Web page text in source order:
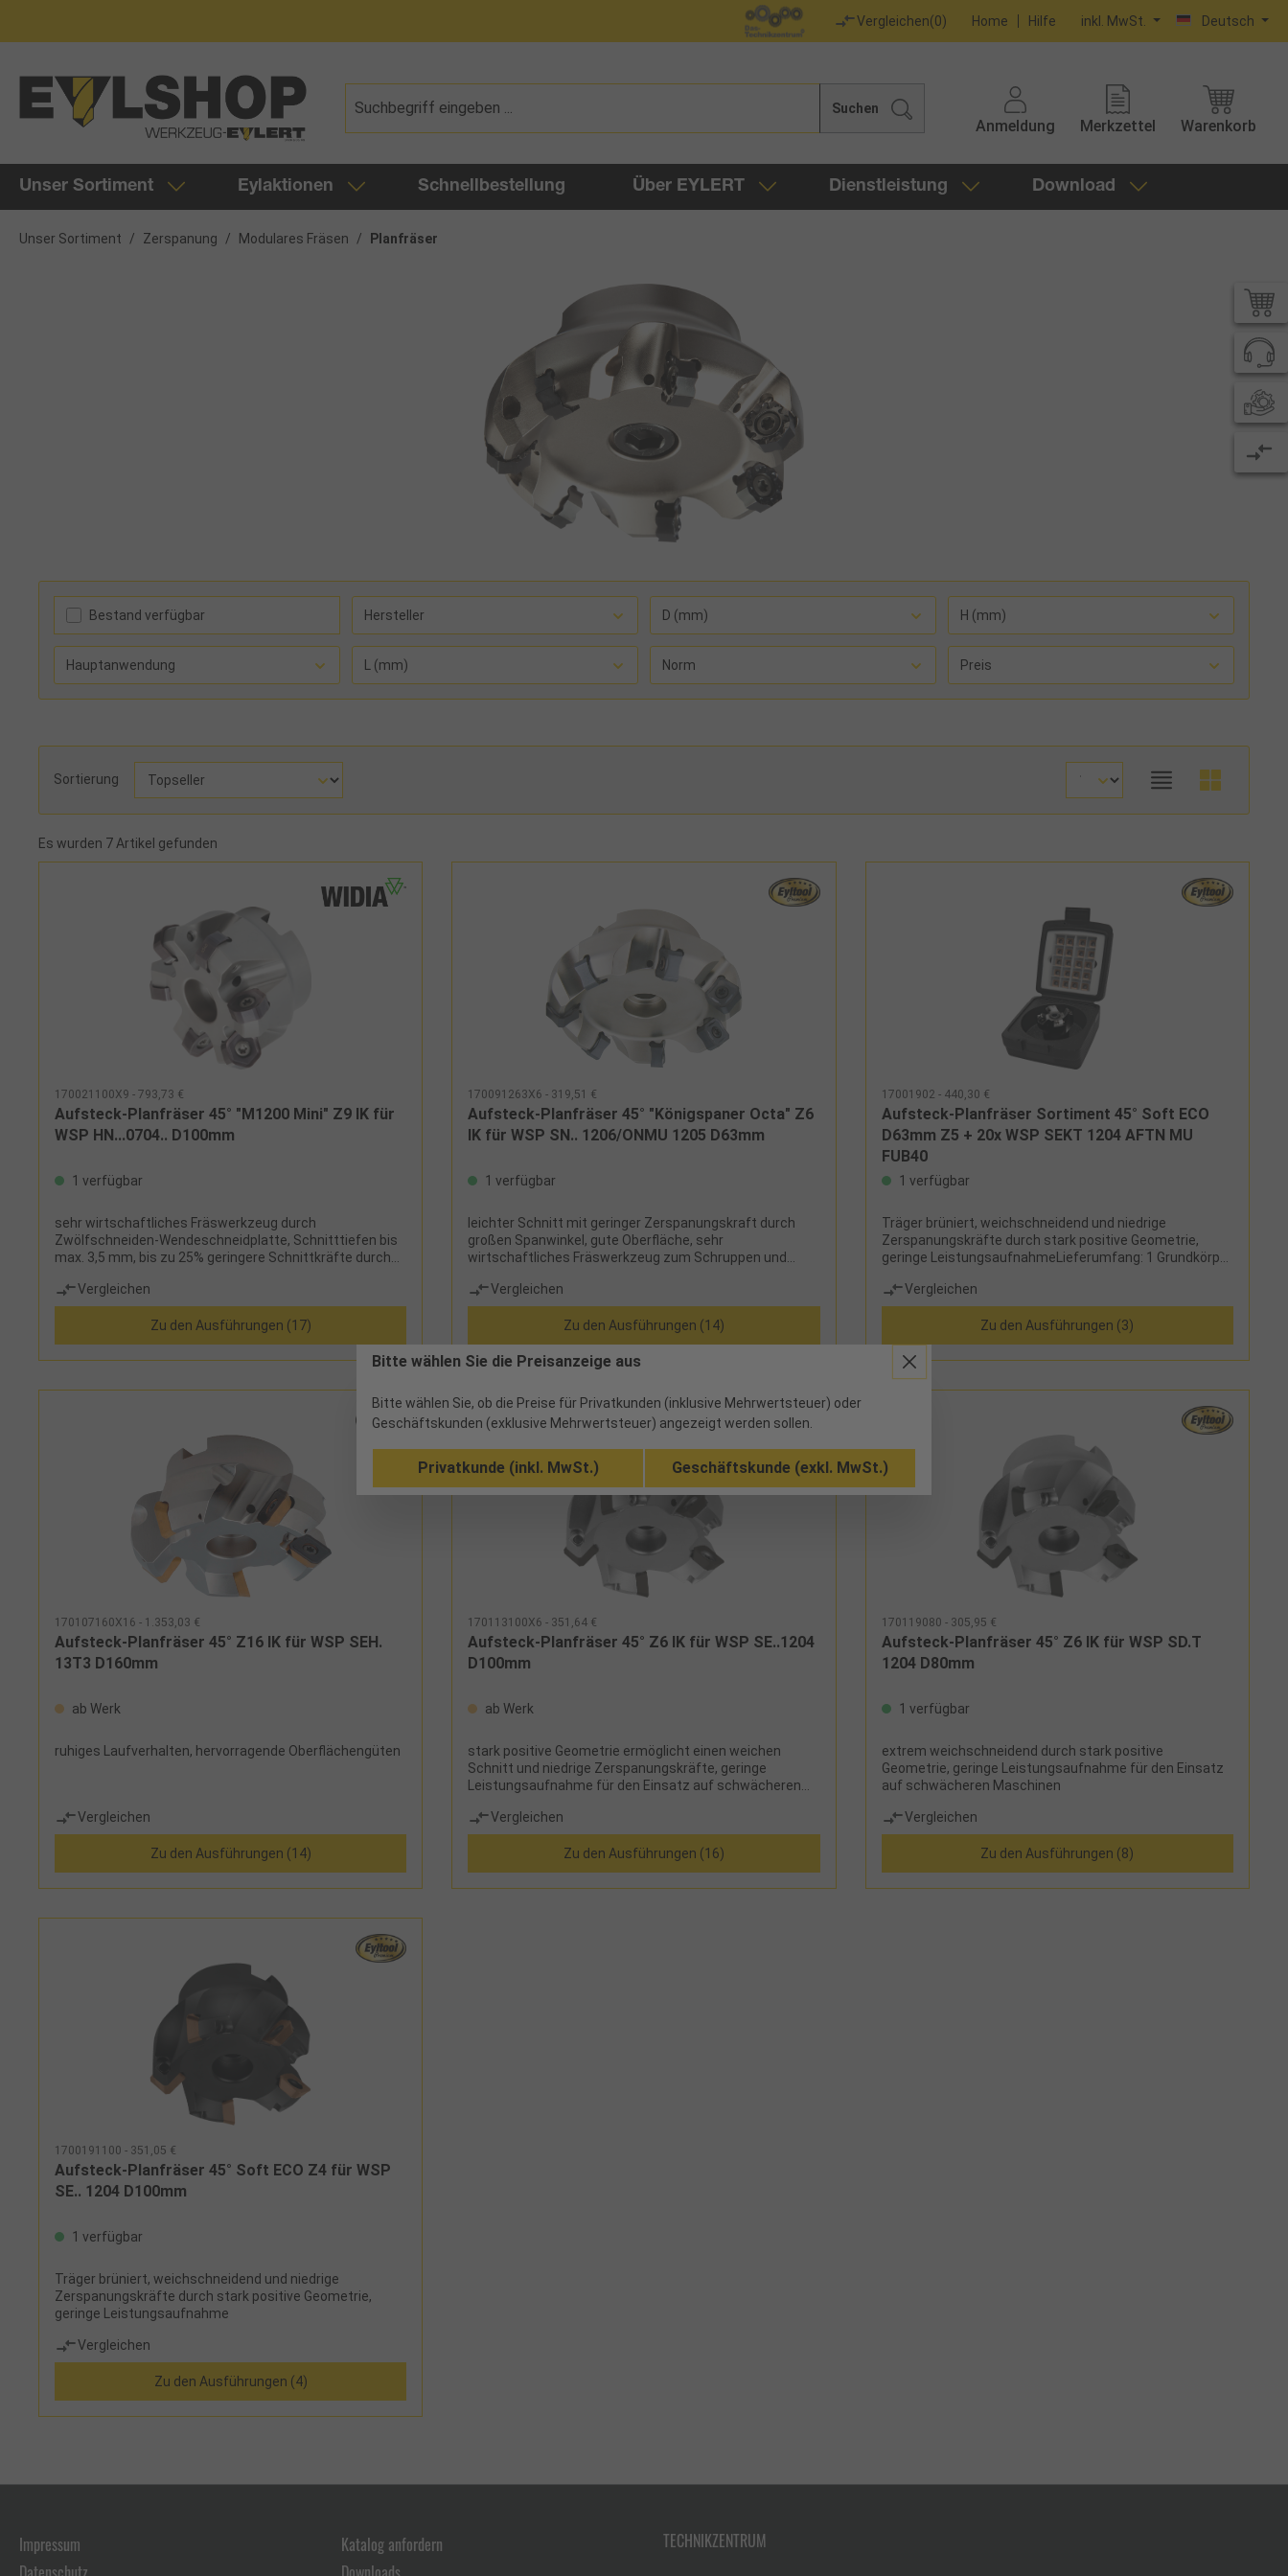
Vergleichen(0) Home Hilfe inkl. MwSt. Deutsch
Suchen
Anmeldung Merkzettel Warenkorb
Unser Sortiment Eylaktionen Schnellbestellung Über EYLERT Dienstleistung Download
Unser Sortiment / Zerspanung / Modulares Fräsen / Planfräser
Bestand verfügbar Hersteller D (mm) H (mm)
Hauptanwendung L (mm) Norm Preis
Sortierung
Es wurden 7 Artikel gefunden
170021100X9 - 793,73 €
Aufsteck-Planfräser 45° "M1200 Mini" Z9 IK für
WSP HN...0704.. D100mm
1 verfügbar
sehr wirtschaftliches Fräswerkzeug durch
Zwölfschneiden-Wendeschneidplatte, Schnitttiefen bis
max. 3,5 mm, bis zu 25% geringere Schnittkräfte durch
Standzeiten bei leichten bis schweren Bearbeitungen,
sehr gute Oberflächen bei Einsatz einer oder mehrerer
Wiper-WendeschneidplattenHinweis:Weitere
Ausführungen des Planfräsers M1200 finden Sie in den
Widia-Katalogen. Fragen Sie uns!
Vergleichen
Zu den Ausführungen (17)
170091263X6 - 319,51 €
Aufsteck-Planfräser 45° "Königspaner Octa" Z6
IK für WSP SN.. 1206/ONMU 1205 D63mm
1 verfügbar
leichter Schnitt mit geringer Zerspanungskraft durch
großen Spanwinkel, gute Oberfläche, sehr
wirtschaftliches Fräswerkzeug zum Schruppen und
SN..1206 mit 4 Schneidecken (= 8 Schneiden) und für
doppelseitige Wendeschneidplatte ONMU 1205 mit 8
Schneidecken (= 16 Schneiden)
Vergleichen
Zu den Ausführungen (14)
17001902 - 440,30 €
Aufsteck-Planfräser Sortiment 45° Soft ECO
D63mm Z5 + 20x WSP SEKT 1204 AFTN MU
FUB40
1 verfügbar
Träger brüniert, weichschneidend und niedrige
Zerspanungskräfte durch stark positive Geometrie,
geringe LeistungsaufnahmeLieferumfang: 1 Grundkörper
Vergleichen
Zu den Ausführungen (3)
170107160X16 - 1.353,03 €
Aufsteck-Planfräser 45° Z16 IK für WSP SEH.
13T3 D160mm
ab Werk
ruhiges Laufverhalten, hervorragende Oberflächengüten
Vergleichen
Zu den Ausführungen (14)
170113100X6 - 351,64 €
Aufsteck-Planfräser 45° Z6 IK für WSP SE..1204
D100mm
ab Werk
stark positive Geometrie ermöglicht einen weichen
Schnitt und niedrige Zerspanungskräfte, geringe
Leistungsaufnahme für den Einsatz auf schwächeren
Vergleichen
Zu den Ausführungen (16)
170119080 - 305,95 €
Aufsteck-Planfräser 45° Z6 IK für WSP SD.T
1204 D80mm
1 verfügbar
extrem weichschneidend durch stark positive
Geometrie, geringe Leistungsaufnahme für den Einsatz
auf schwächeren Maschinen
Vergleichen
Zu den Ausführungen (8)
1700191100 - 351,05 €
Aufsteck-Planfräser 45° Soft ECO Z4 für WSP
SE.. 1204 D100mm
1 verfügbar
Träger brüniert, weichschneidend und niedrige
Zerspanungskräfte durch stark positive Geometrie,
geringe Leistungsaufnahme
Vergleichen
Zu den Ausführungen (4)
Impressum
Katalog anfordern
TECHNIKZENTRUM
Bitte wählen Sie die Preisanzeige aus
Bitte wählen Sie, ob die Preise für Privatkunden (inklusive Mehrwertsteuer) oder
Geschäftskunden (exklusive Mehrwertsteuer) angezeigt werden sollen.
Privatkunde (inkl. MwSt.) Geschäftskunde (exkl. MwSt.)